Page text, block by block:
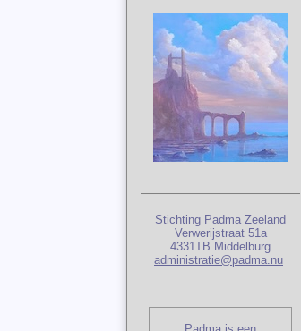
Stichting Padma Zeeland
Verwerijstraat 51a
4331TB Middelburg
administratie@padma.nu